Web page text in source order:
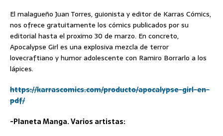
El malagueño Juan Torres, guionista y editor de Karras Cómics,
nos ofrece gratuitamente los cómics publicados por su
editorial hasta el proximo 30 de marzo. En concreto,
Apocalypse Girl es una explosiva mezcla de terror
lovecraftiano y humor adolescente con Ramiro Borrarlo a los
lápices.
https://karrascomics.com/producto/apocalypse-girl-en-
pdf/
-Planeta Manga. Varios artistas: